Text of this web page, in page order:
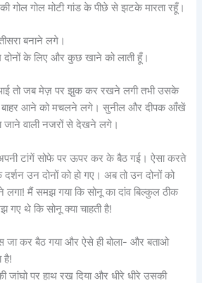
गोल गोल मोटी गांड के पीछे से झटके मारता रहूँ।
बनाने लगे।
के लिए और कुछ खाने को लाती हूँ।
तो जब मेज़ पर झुक कर रखने लगी तभी उसके
बाहर आने को मचलने लगे। सुनील और दीपक आँखें
वाली नजरों से देखने लगे।
टांगें सोफे पर ऊपर कर के बैठ गई। ऐसा करते
उन दोनों को हो गए। अब तो उन दोनों को
लगा! मैं समझ गया कि सोनू का दांव बिल्कुल ठीक
गए थे कि सोनू क्या चाहती है!
जा कर बैठ गया और ऐसे ही बोला- और बताओ
है!
पर हाथ रख दिया और धीरे धीरे उसकी